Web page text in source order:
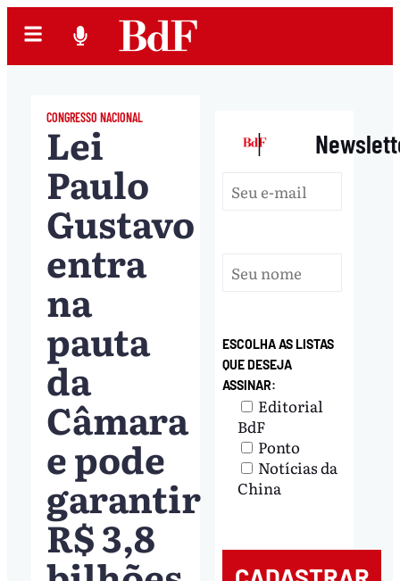
CONGRESSO NACIONAL
Lei
Paulo
Gustavo
entra
na
pauta
da
Câmara
e pode
garantir
R$ 3,8
|
ESCOLHA AS LISTAS
QUE DESEJA
ASSINAR:
Editorial
BdF
Ponto
Notícias da
China